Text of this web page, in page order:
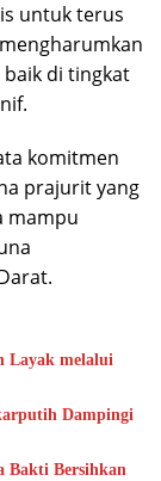
untuk terus
di tingkat
komitmen
prajurit yang
mampu
Layak melalui
Dampingi
Bakti Bersihkan